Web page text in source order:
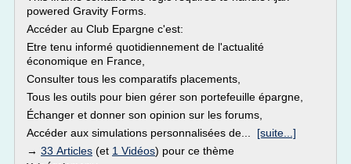
powered Gravity Forms.
Accéder au Club Epargne c'est:
Etre tenu informé quotidiennement de l'actualité
économique en France,
Consulter tous les comparatifs placements,
Tous les outils pour bien gérer son portefeuille épargne,
Échanger et donner son opinion sur les forums,
Accéder aux simulations personnalisées de... [suite...]
→ 33 Articles (et 1 Vidéos) pour ce thème